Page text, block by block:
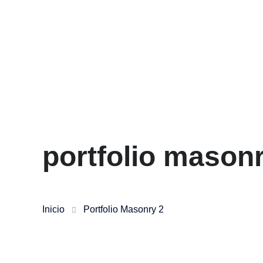
portfolio
Inicio Portfolio Masonry 2